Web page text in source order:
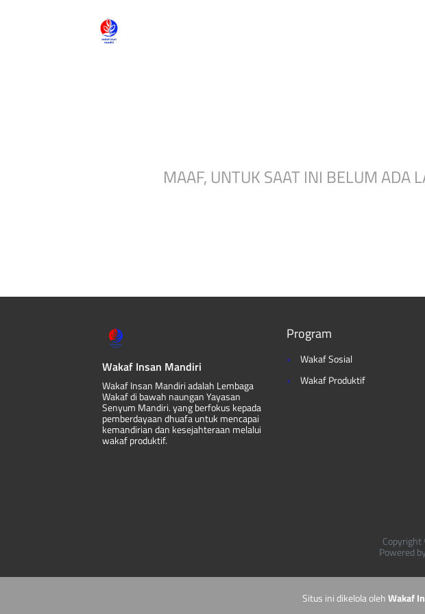
MAAF, UNTUK SAAT INI BELUM ADA
Wakaf Insan Mandiri
Wakaf Insan Mandiri adalah Lembaga
Wakaf di bawah naungan Yayasan
Senyum Mandiri. yang berfokus kepada
pemberdayaan dhuafa untuk mencapai
kemandirian dan kesejahteraan melalui
wakaf produktif.
Program
Wakaf Sosial
Wakaf Produktif
Powered by
Situs ini dikelola olehWakaf